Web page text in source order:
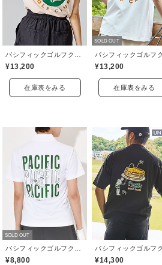
¥13,200
在庫表をみる
SOLD OUT
¥13,200
在庫表をみる
SOLD OUT
¥8,800 ¥14,300